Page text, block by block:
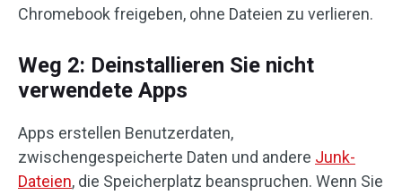
Chromebook freigeben, ohne Dateien zu verlieren.
Weg 2: Deinstallieren Sie nicht
verwendete Apps
Apps erstellen Benutzerdaten,
zwischengespeicherte Daten und andere Junk-
Dateien, die Speicherplatz beanspruchen. Wenn Sie